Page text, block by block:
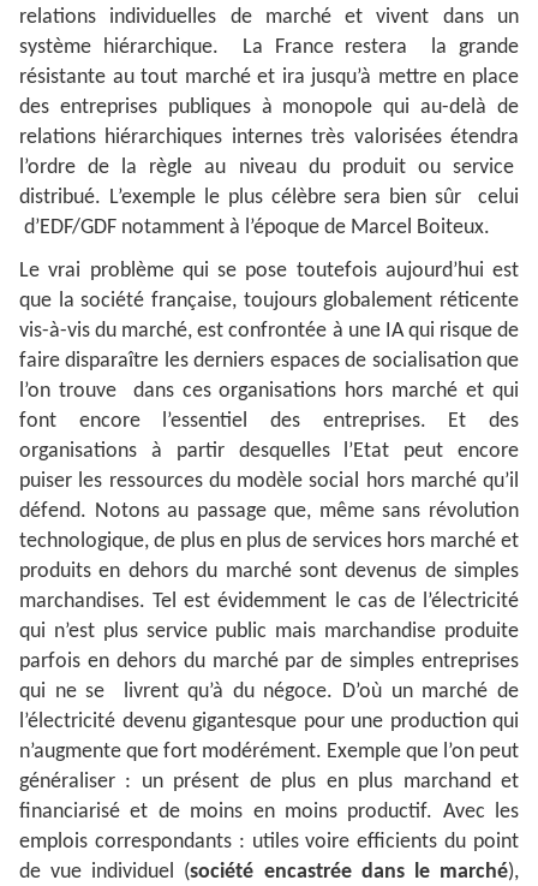
relations individuelles de marché et vivent dans un
système hiérarchique. La France restera la grande
résistante au tout marché et ira jusqu’à mettre en place
des entreprises publiques à monopole qui au-delà de
relations hiérarchiques internes très valorisées étendra
l’ordre de la règle au niveau du produit ou service
distribué. L’exemple le plus célèbre sera bien sûr celui
d’EDF/GDF notamment à l’époque de Marcel Boiteux.
Le vrai problème qui se pose toutefois aujourd’hui est
que la société française, toujours globalement réticente
vis-à-vis du marché, est confrontée à une IA qui risque de
faire disparaître les derniers espaces de socialisation que
l’on trouve dans ces organisations hors marché et qui
font encore l’essentiel des entreprises. Et des
organisations à partir desquelles l’Etat peut encore
puiser les ressources du modèle social hors marché qu’il
défend. Notons au passage que, même sans révolution
technologique, de plus en plus de services hors marché et
produits en dehors du marché sont devenus de simples
marchandises. Tel est évidemment le cas de l’électricité
qui n’est plus service public mais marchandise produite
parfois en dehors du marché par de simples entreprises
qui ne se livrent qu’à du négoce. D’où un marché de
l’électricité devenu gigantesque pour une production qui
n’augmente que fort modérément. Exemple que l’on peut
généraliser : un présent de plus en plus marchand et
financiarisé et de moins en moins productif. Avec les
emplois correspondants : utiles voire efficients du point
de vue individuel (société encastrée dans le marché),